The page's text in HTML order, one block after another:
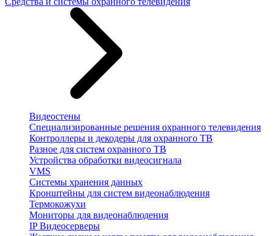
Видеостены
Специализированные решения охранного телевидения
Контроллеры и декодеры для охранного ТВ
Разное для систем охранного ТВ
Устройства обработки видеосигнала
VMS
Системы хранения данных
Кронштейны для систем видеонаблюдения
Термокожухи
Мониторы для видеонаблюдения
IP Видеосерверы